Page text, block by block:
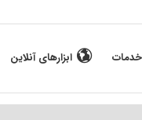
خدمات ابزارهای آنلاین